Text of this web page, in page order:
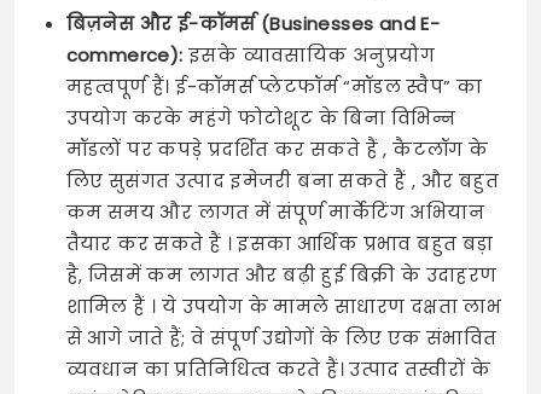
बिज़नेस और ई-कॉमर्स (Businesses and E-
commerce): इसके व्यावसायिक अनुप्रयोग
महत्वपूर्ण हैं। ई-कॉमर्स प्लेटफॉर्म “मॉडल स्वैप” का
उपयोग करके महंगे फोटोशूट के बिना विभिन्न
मॉडलों पर कपड़े प्रदर्शित कर सकते हैं , कैटलॉग के
लिए सुसंगत उत्पाद इमेजरी बना सकते हैं , और बहुत
कम समय और लागत में संपूर्ण मार्केटिंग अभियान
तैयार कर सकते हैं । इसका आर्थिक प्रभाव बहुत बड़ा
है, जिसमें कम लागत और बढ़ी हुई बिक्री के उदाहरण
शामिल हैं । ये उपयोग के मामले साधारण दक्षता लाभ
से आगे जाते हैं; वे संपूर्ण उद्योगों के लिए एक संभावित
व्यवधान का प्रतिनिधित्व करते हैं। उत्पाद तस्वीरों के